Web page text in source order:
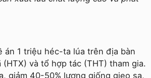
án 1 triệu héc-ta lúa trên địa bàn
và tổ hợp tác (THT) tham gia.
giảm 40-50% lượng giống gieo sạ,